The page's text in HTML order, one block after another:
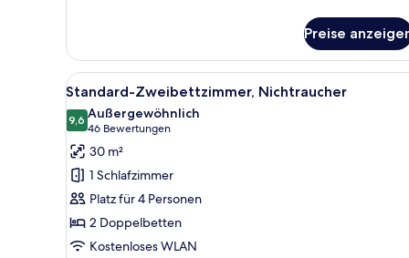
twin
40
square
meters
[non-
smoking])
anzeigen
Twin
room,
Non-
smoking
(Superior
twin
40
square
meters
[non-
smoking])
Preise
Alle
Fotos
für
Standard-
Zweibettzimmer,
Nichtraucher
anzeigen
Standard-Zweibettzimmer,
7
Standard-Zweibettzimmer, Nichtraucher
9,69,6 von 10
Außergewöhnlich
46 Bewertungen
(46
Bewertungen)
30 m²
1 Schlafzimmer
Platz für 4 Personen
2 Doppelbetten
Kostenloses WLAN